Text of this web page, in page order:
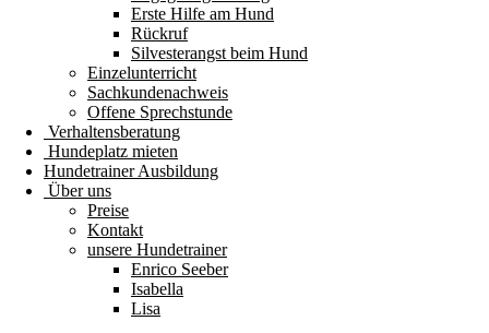
Erste Hilfe am Hund
Rückruf
Silvesterangst beim Hund
Einzelunterricht
Sachkundenachweis
Offene Sprechstunde
Verhaltensberatung
Hundeplatz mieten
Hundetrainer Ausbildung
Über uns
Preise
Kontakt
unsere Hundetrainer
Enrico Seeber
Isabella
Lisa